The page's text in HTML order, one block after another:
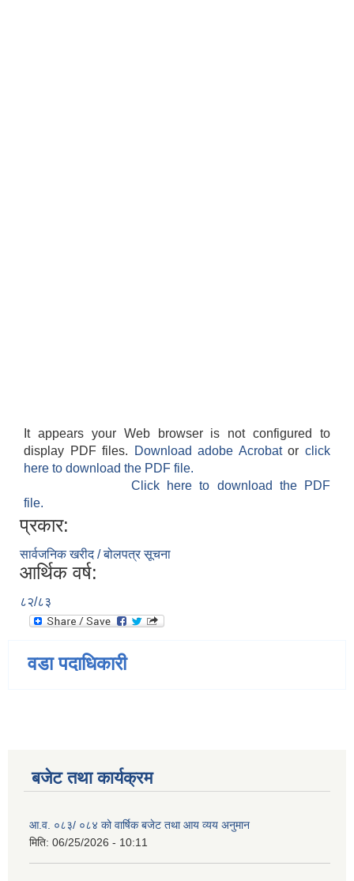
It appears your Web browser is not configured to
display PDF files.
Download adobe Acrobatorclick
here to download the PDF file.
Click here to download the PDF
file.
प्रकार:
सार्वजनिक खरीद / बोलपत्र सूचना
आर्थिक वर्ष:
८२/८३
वडा पदाधिकारी
बजेट तथा कार्यक्रम
आ.व. ०८३/ ०८४ को वार्षिक बजेट तथा आय व्यय अनुमान
मिति: 06/25/2026 - 10:11